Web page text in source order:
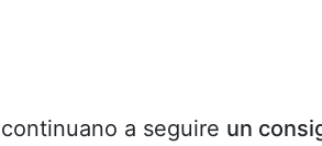
a seguire un